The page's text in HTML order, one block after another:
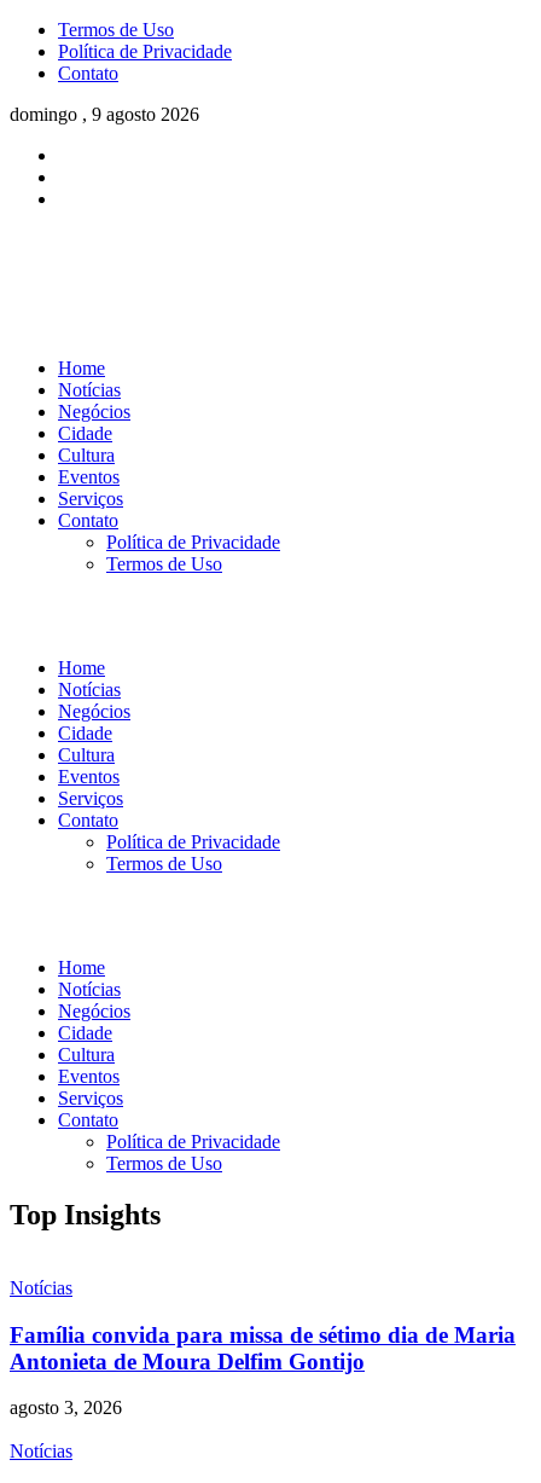
Termos de Uso
Política de Privacidade
Contato
domingo , 9 agosto 2026
Home
Notícias
Negócios
Cidade
Cultura
Eventos
Serviços
Contato
Política de Privacidade
Termos de Uso
Home
Notícias
Negócios
Cidade
Cultura
Eventos
Serviços
Contato
Política de Privacidade
Termos de Uso
Home
Notícias
Negócios
Cidade
Cultura
Eventos
Serviços
Contato
Política de Privacidade
Termos de Uso
Top Insights
Notícias
Família convida para missa de sétimo dia de Maria
Antonieta de Moura Delfim Gontijo
agosto 3, 2026
Notícias